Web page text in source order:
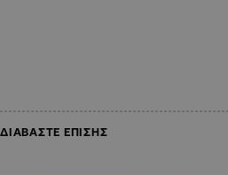
ΔΙΑΒΑΣΤΕ ΕΠΙΣΗΣ